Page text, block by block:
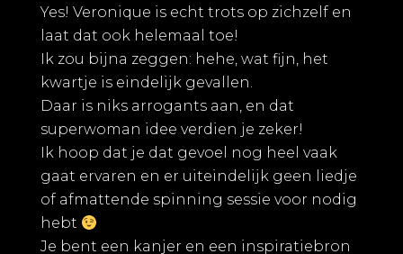
Yes! Veronique is echt trots op zichzelf en
laat dat ook helemaal toe!
Ik zou bijna zeggen: hehe, wat fijn, het
kwartje is eindelijk gevallen.
Daar is niks arrogants aan, en dat
superwoman idee verdien je zeker!
Ik hoop dat je dat gevoel nog heel vaak
gaat ervaren en er uiteindelijk geen liedje
of afmattende spinning sessie voor nodig
hebt
Je bent een kanjer en een inspiratiebron